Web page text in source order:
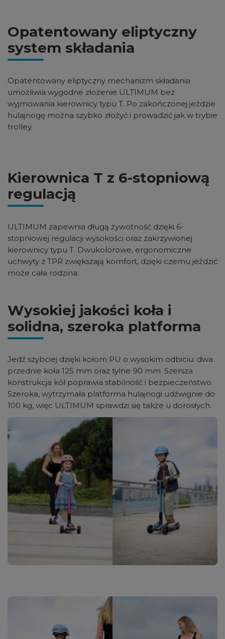
Opatentowany eliptyczny
system składania
Opatentowany eliptyczny mechanizm składania
umożliwia wygodne złożenie ULTIMUM bez
wyjmowania kierownicy typu T. Po zakończonej jeździe
hulajnogę można szybko złożyć i prowadzić jak w trybie
trolley.
Kierownica T z 6-stopniową
regulacją
ULTIMUM zapewnia długą żywotność dzięki 6-
stopniowej regulacji wysokości oraz zakrzywionej
kierownicy typu T. Dwukolorowe, ergonomiczne
uchwyty z TPR zwiększają komfort, dzięki czemu jeździć
może cała rodzina.
Wysokiej jakości koła i
solidna, szeroka platforma
Jedź szybciej dzięki kołom PU o wysokim odbiciu: dwa
przednie koła 125 mm oraz tylne 90 mm. Szersza
konstrukcja kół poprawia stabilność i bezpieczeństwo.
Szeroka, wytrzymała platforma hulajnogi udźwignie do
100 kg, więc ULTIMUM sprawdzi się także u dorosłych.